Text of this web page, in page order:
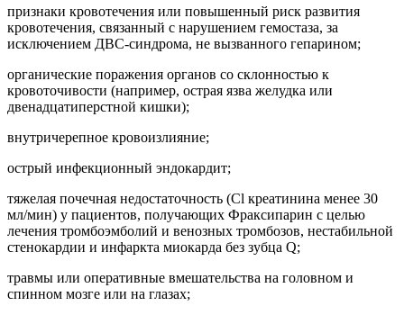
признаки кровотечения или повышенный риск развития
кровотечения, связанный с нарушением гемостаза, за
исключением ДВС-синдрома, не вызванного гепарином;
органические поражения органов со склонностью к
кровоточивости (например, острая язва желудка или
двенадцатиперстной кишки);
внутричерепное кровоизлияние;
острый инфекционный эндокардит;
тяжелая почечная недостаточность (Cl креатинина менее 30
мл/мин) у пациентов, получающих Фраксипарин с целью
лечения тромбоэмболий и венозных тромбозов, нестабильной
стенокардии и инфаркта миокарда без зубца Q;
травмы или оперативные вмешательства на головном и
спинном мозге или на глазах;